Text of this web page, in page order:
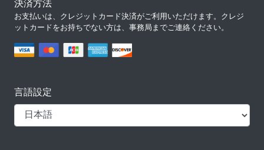
決済方法
お支払いは、クレジットカード決済がご利用いただけます。クレジ
ットカードをお持ちでない方は、事務局までご連絡ください。
言語設定